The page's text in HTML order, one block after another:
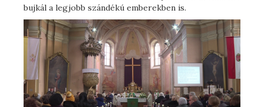
bujkál a legjobb szándékú emberekben is.